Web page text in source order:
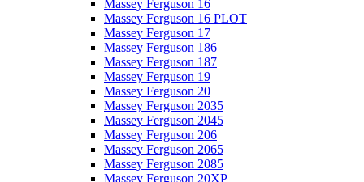
Massey Ferguson 16
Massey Ferguson 16 PLOT
Massey Ferguson 17
Massey Ferguson 186
Massey Ferguson 187
Massey Ferguson 19
Massey Ferguson 20
Massey Ferguson 2035
Massey Ferguson 2045
Massey Ferguson 206
Massey Ferguson 2065
Massey Ferguson 2085
Massey Ferguson 20XP